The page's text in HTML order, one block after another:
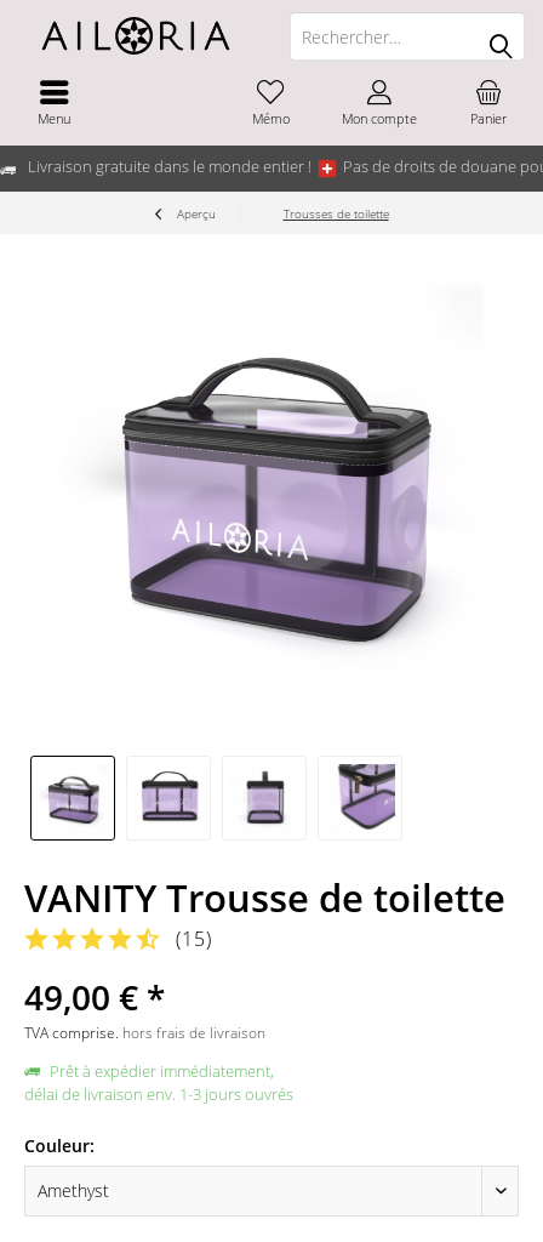
Livraison gratuite dans le monde entier ! Pas de droits de douane
Menu Panier
Mémo Mon compte
Aperçu Trousses de toilette
VANITY Trousse de toilette
(15)
49,00 € *
TVA comprise. hors frais de livraison
Prêt à expédier immédiatement,
délai de livraison env. 1-3 jours ouvrés
Couleur: